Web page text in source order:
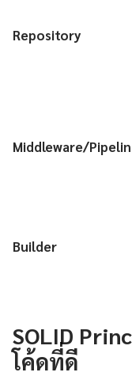
Repository
Middleware/
Builder
SOLID
โค้ดที่ดี